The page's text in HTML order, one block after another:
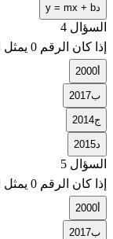
دy = mx + b
السؤال 4
إذا كان الرقم 0 يمثل السنة 1997، فماذا يمثل الرقم 17
أ2000
ب2017
ج2014
د2015
السؤال 5
إذا كان الرقم 0 يمثل السنة 2000، فماذا يمثل الرقم 17
أ2000
ب2017